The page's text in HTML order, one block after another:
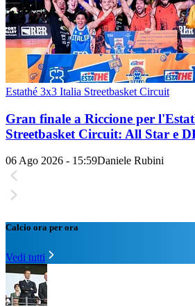
Estathé 3x3 Italia Streetbasket Circuit
Gran finale a Riccione per
Streetbasket Circuit: All Star e
06 Ago 2026 - 15:59Daniele Rubini
Calcio ora per ora
Vedi tutti